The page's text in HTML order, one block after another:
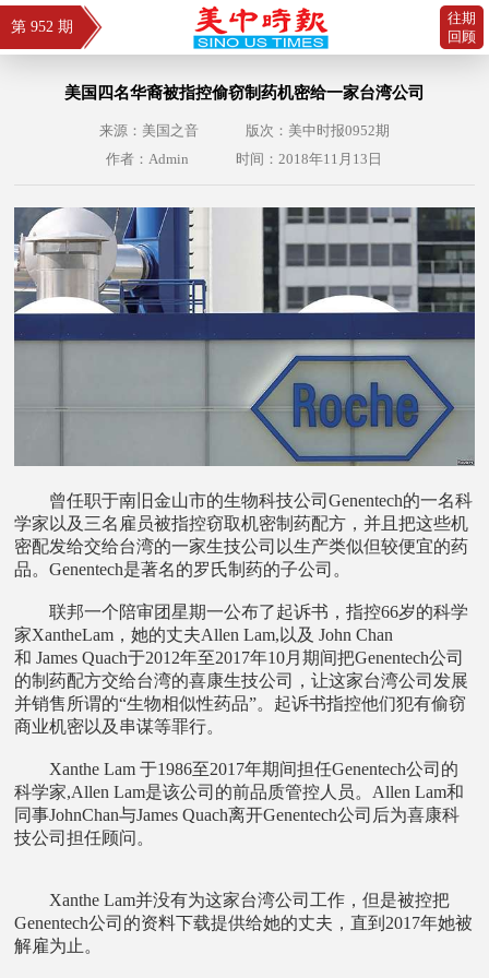
第 952 期
往期
回顾
美国四名华裔被指控偷窃制药机密给一家台湾公司
来源：美国之音
版次：美中时报0952期
作者：Admin
时间：2018年11月13日
曾任职于南旧金山市的生物科技公司Genentech的一名科
学家以及三名雇员被指控窃取机密制药配方，并且把这些机
密配发给交给台湾的一家生技公司以生产类似但较便宜的药
品。Genentech是著名的罗氏制药的子公司。
联邦一个陪审团星期一公布了起诉书，指控66岁的科学
家XantheLam，她的丈夫Allen Lam,以及 John Chan
和 James Quach于2012年至2017年10月期间把Genentech公司
的制药配方交给台湾的喜康生技公司，让这家台湾公司发展
并销售所谓的“生物相似性药品”。起诉书指控他们犯有偷窃
商业机密以及串谋等罪行。
Xanthe Lam 于1986至2017年期间担任Genentech公司的
科学家,Allen Lam是该公司的前品质管控人员。Allen Lam和
同事JohnChan与James Quach离开Genentech公司后为喜康科
技公司担任顾问。
Xanthe Lam并没有为这家台湾公司工作，但是被控把
Genentech公司的资料下载提供给她的丈夫，直到2017年她被
解雇为止。